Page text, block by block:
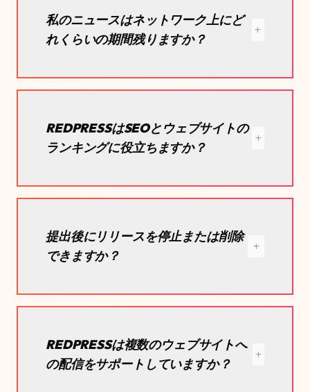
私のニュースはネットワーク上にど
れくらいの期間残りますか？
REDPRESSはSEOとウェブサイトの
ランキングに役立ちますか？
提出後にリリースを停止または削除
できますか？
REDPRESSは複数のウェブサイトへ
の配信をサポートしていますか？